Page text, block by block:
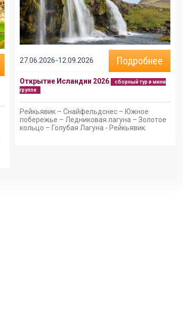
27.06.2026-12.09.2026 Подробнее
Открытие Исландии 2026
сборный тур в мини
группе
Рейкьявик – Снайфельдснес – Южное
побережье – Ледниковая лагуна – Золотое
кольцо – Голубая Лагуна - Рейкьявик